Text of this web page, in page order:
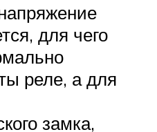
для чего
реле, а для
замка,